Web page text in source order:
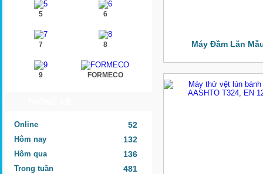
5 6
7 8
9 FORMECO
Online 52
Hôm nay 132
Hôm qua 136
Trong tuần 481
Máy Đầm Lăn